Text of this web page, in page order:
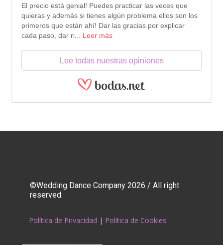
El precio está genial! Puedes practicar las veces que
quieras y además si tienes algún problema ellos son los
primeros que están ahí! Dar las gracias por explicar
cada paso, dar ri... Leer más
Lee todas nuestras opiniones
©Wedding Dance Company 2026 / All right
reserved.
Política de Privacidad | Política de Cookies